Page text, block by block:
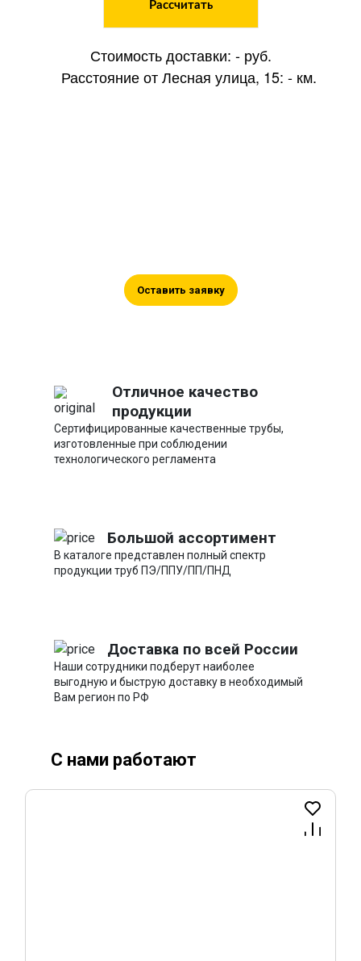
Рассчитать
Стоимость доставки: -руб.
Расстояние от Лесная улица, 15: -км.
Оставить заявку
Отличное качество
продукции
Сертифицированные качественные трубы,
изготовленные при соблюдении
технологического регламента
Большой ассортимент
В каталоге представлен полный спектр
продукции труб ПЭ/ППУ/ПП/ПНД
Доставка по всей России
Наши сотрудники подберут наиболее
выгодную и быструю доставку в необходимый
Вам регион по РФ
С нами работают